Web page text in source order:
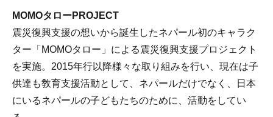
MOMOタローPROJECT
震災復興支援の想いから誕生したネパール初のキャラク
ター「MOMOタロー」による震災復興支援プロジェクト
を実施。2015年行以降様々な取り組みを行い、現在は子
供達も敎育支援活動として、ネパールだけでなく、日本
にいるネパールの子どもたちのために、活動をしてい